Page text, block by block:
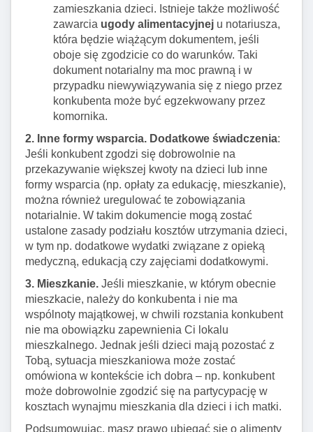
zamieszkania dzieci. Istnieje także możliwość
zawarcia ugody alimentacyjnej u notariusza,
która będzie wiążącym dokumentem, jeśli
oboje się zgodzicie co do warunków. Taki
dokument notarialny ma moc prawną i w
przypadku niewywiązywania się z niego przez
konkubenta może być egzekwowany przez
komornika.
2. Inne formy wsparcia. Dodatkowe świadczenia:
Jeśli konkubent zgodzi się dobrowolnie na
przekazywanie większej kwoty na dzieci lub inne
formy wsparcia (np. opłaty za edukację, mieszkanie),
można również uregulować te zobowiązania
notarialnie. W takim dokumencie mogą zostać
ustalone zasady podziału kosztów utrzymania dzieci,
w tym np. dodatkowe wydatki związane z opieką
medyczną, edukacją czy zajęciami dodatkowymi.
3. Mieszkanie. Jeśli mieszkanie, w którym obecnie
mieszkacie, należy do konkubenta i nie ma
wspólnoty majątkowej, w chwili rozstania konkubent
nie ma obowiązku zapewnienia Ci lokalu
mieszkalnego. Jednak jeśli dzieci mają pozostać z
Tobą, sytuacja mieszkaniowa może zostać
omówiona w kontekście ich dobra – np. konkubent
może dobrowolnie zgodzić się na partycypację w
kosztach wynajmu mieszkania dla dzieci i ich matki.
Podsumowując, masz prawo ubiegać się o alimenty